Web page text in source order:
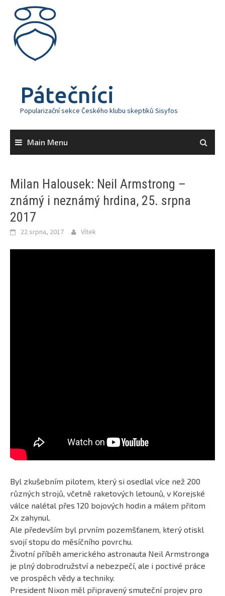
content
Pátečníci
Popularizační sekce Českého klubu skeptiků Sisyfos
Main Menu
Milan Halousek: Neil Armstrong –
známý i neznámý hrdina, 25. srpna
2017
22 srpna, 2017 Vítek
Byl zkušebním pilotem, který si osedlal více než 200
různých strojů, včetně raketových letounů, v Korejské
válce nalétal přes 120 bojových hodin a málem přitom
2x zahynul.
Ale především byl prvním pozemšťanem, který otiskl
svojí stopu do měsíčního povrchu.
Životní příběh amerického astronauta Neil Armstronga
je plný dobrodružství a nebezpečí, ale i poctivé práce
ve prospěch vědy a techniky.
President Nixon měl připravený smuteční projev pro